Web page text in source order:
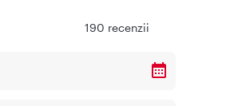
190 recenzii